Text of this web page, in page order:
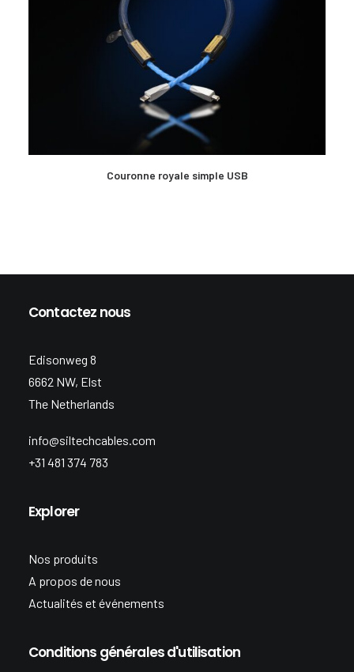
EN SAVOIR PLUS
Couronne royale simple USB
Contactez nous
Edisonweg 8
6662 NW, Elst
The Netherlands
info@siltechcables.com
+31 481 374 783
Explorer
Nos produits
A propos de nous
Actualités et événements
Conditions générales d'utilisation